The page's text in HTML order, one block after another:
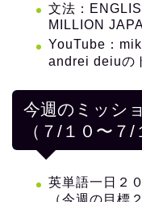
文法：
MILLION
YouTube：
andrei deiuの
今週のミッシ
（７/１０〜７/
英単語一日２